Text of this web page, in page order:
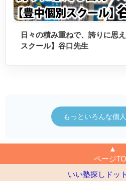
日々の積み重ねで、誇りに思
スクール】谷口先生
もっといろんな個
▲
ページ
いい塾探しドッ